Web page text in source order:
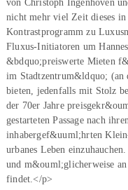
von Christoph Ingenhoven
nicht mehr viel Zeit dieses
Kontrastprogramm zu
Fluxus-Initiatoren um
&bdquo;preiswerte Mieten
im Stadtzentrum&ldquo; (an
bieten, jedenfalls mit Stolz
der 70er Jahre
gestarteten Passage nach
inhabergef&uuml;hrten
urbanes Leben
und m&ouml;glicherweise
findet.</p>